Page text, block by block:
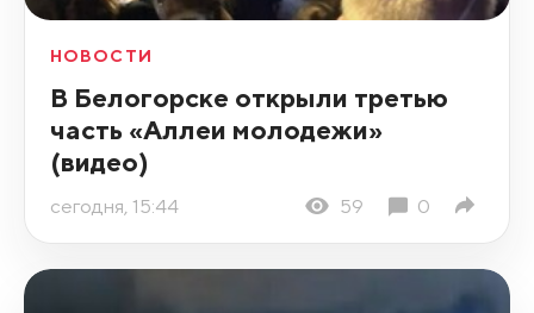
НОВОСТИ
В Белогорске открыли третью
часть «Аллеи молодежи»
(видео)
сегодня, 15:44 59 0